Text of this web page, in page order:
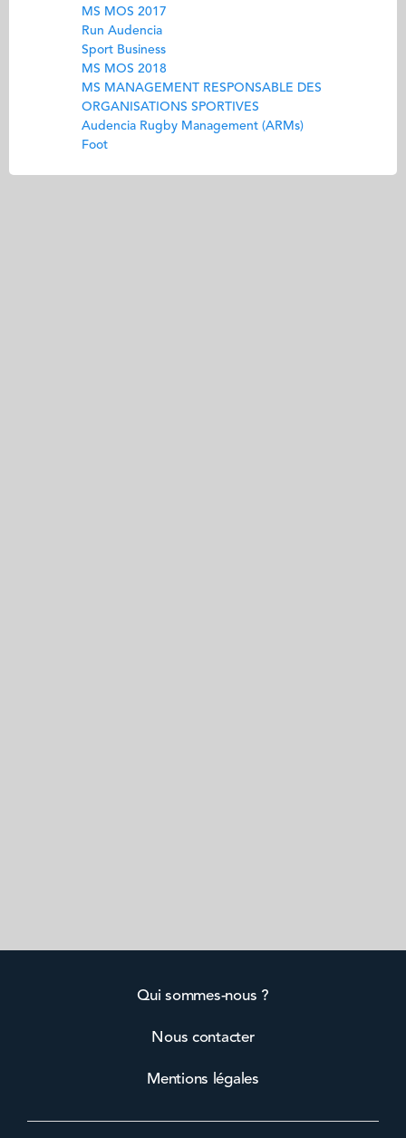
MS MOS 2017
Run Audencia
Sport Business
MS MOS 2018
MS MANAGEMENT RESPONSABLE DES
ORGANISATIONS SPORTIVES
Audencia Rugby Management (ARMs)
Foot
Qui sommes-nous ?
Nous contacter
Mentions légales